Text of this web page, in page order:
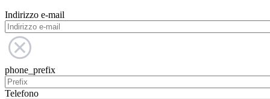
Indirizzo e-mail
phone_prefix
Telefono